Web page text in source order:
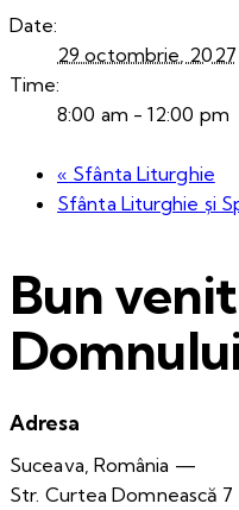
Date:
29 octombrie, 2027
Time:
8:00 am - 12:00 pm
« Sfânta Liturghie
Sfânta Liturghie și
Bun
Adresa
Suceava, România —
Str. Curtea Domnească 7